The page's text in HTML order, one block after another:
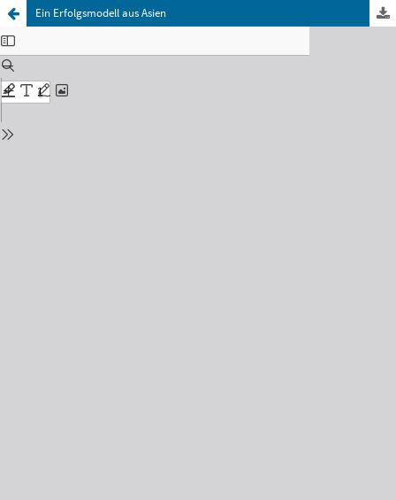
Ein Erfolgsmodell aus Asien